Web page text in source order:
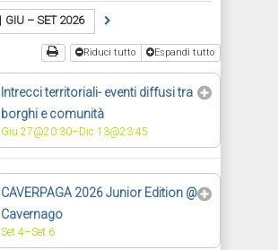
GIU – SET 2026
Riduci tutto Espandi tutto
Intrecci territoriali- eventi diffusi tra
borghi e comunità
Giu 27@20:30–Dic 13@23:45
CAVERPAGA 2026 Junior Edition @
Cavernago
Set 4–Set 6